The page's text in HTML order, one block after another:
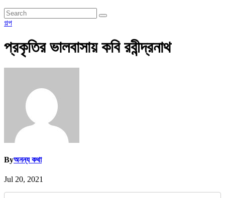
গল্প
প্রকৃতির ভালবাসায় কবি রবীন্দ্রনাথ
Byঅনন্য কথা
Jul 20, 2021